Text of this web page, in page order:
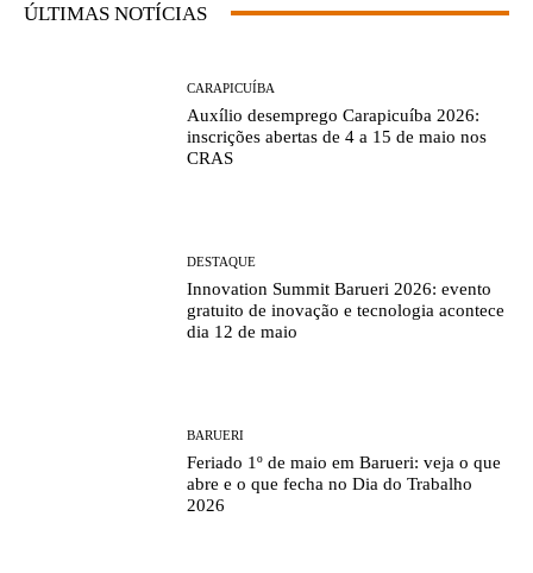
ÚLTIMAS NOTÍCIAS
CARAPICUÍBA
Auxílio desemprego Carapicuíba 2026:
inscrições abertas de 4 a 15 de maio nos
CRAS
DESTAQUE
Innovation Summit Barueri 2026: evento
gratuito de inovação e tecnologia acontece
dia 12 de maio
BARUERI
Feriado 1º de maio em Barueri: veja o que
abre e o que fecha no Dia do Trabalho
2026